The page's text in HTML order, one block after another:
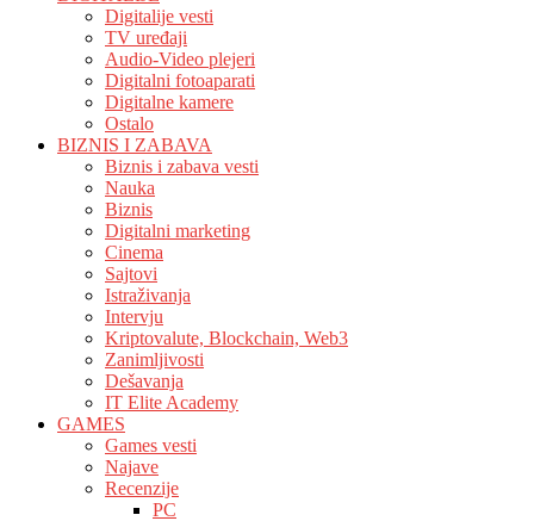
Digitalije vesti
TV uređaji
Audio-Video plejeri
Digitalni fotoaparati
Digitalne kamere
Ostalo
BIZNIS I ZABAVA
Biznis i zabava vesti
Nauka
Biznis
Digitalni marketing
Cinema
Sajtovi
Istraživanja
Intervju
Kriptovalute, Blockchain, Web3
Zanimljivosti
Dešavanja
IT Elite Academy
GAMES
Games vesti
Najave
Recenzije
PC